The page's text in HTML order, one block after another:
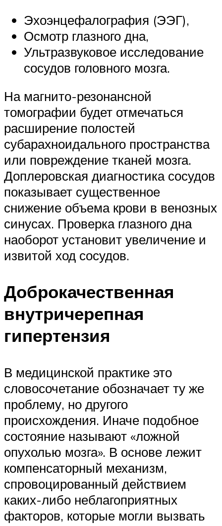
Эхоэнцефалография (ЭЭГ),
Осмотр глазного дна,
Ультразвуковое исследование
сосудов головного мозга.
На магнито-резонансной
томографии будет отмечаться
расширение полостей
субарахноидального пространства
или повреждение тканей мозга.
Доплеровская диагностика сосудов
показывает существенное
снижение объема крови в венозных
синусах. Проверка глазного дна
наоборот установит увеличение и
извитой ход сосудов.
Доброкачественная
внутричерепная
гипертензия
В медицинской практике это
словосочетание обозначает ту же
проблему, но другого
происхождения. Иначе подобное
состояние называют «ложной
опухолью мозга». В основе лежит
компенсаторный механизм,
спровоцированный действием
каких-либо неблагоприятных
факторов, которые могли вызвать